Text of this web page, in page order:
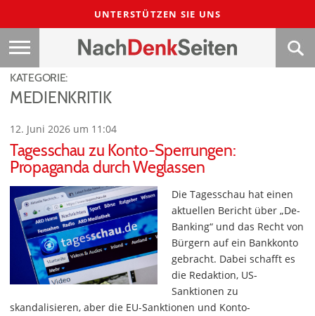
UNTERSTÜTZEN SIE UNS
KATEGORIE:
MEDIENKRITIK
12. Juni 2026 um 11:04
Tagesschau zu Konto-Sperrungen:
Propaganda durch Weglassen
Die Tagesschau hat einen
aktuellen Bericht über „De-
Banking“ und das Recht von
Bürgern auf ein Bankkonto
gebracht. Dabei schafft es
die Redaktion, US-
Sanktionen zu
skandalisieren, aber die EU-Sanktionen und Konto-